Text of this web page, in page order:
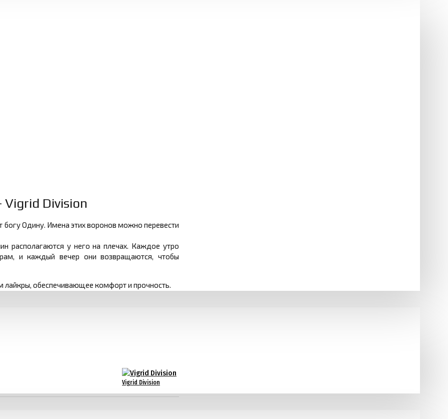
Vigrid Division
Одину. Имена этих воронов можно перевести
располагаются у него на плечах. Каждое утро
и каждый вечер они возвращаются, чтобы
лайкры, обеспечивающее комфорт и прочность.
Vigrid Division